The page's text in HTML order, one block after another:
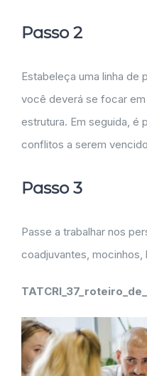
Passo 2
Estabeleça uma linha de
você deverá se focar
estrutura. Em seguida, é
conflitos a serem
Passo 3
Passe a trabalhar nos
coadjuvantes,